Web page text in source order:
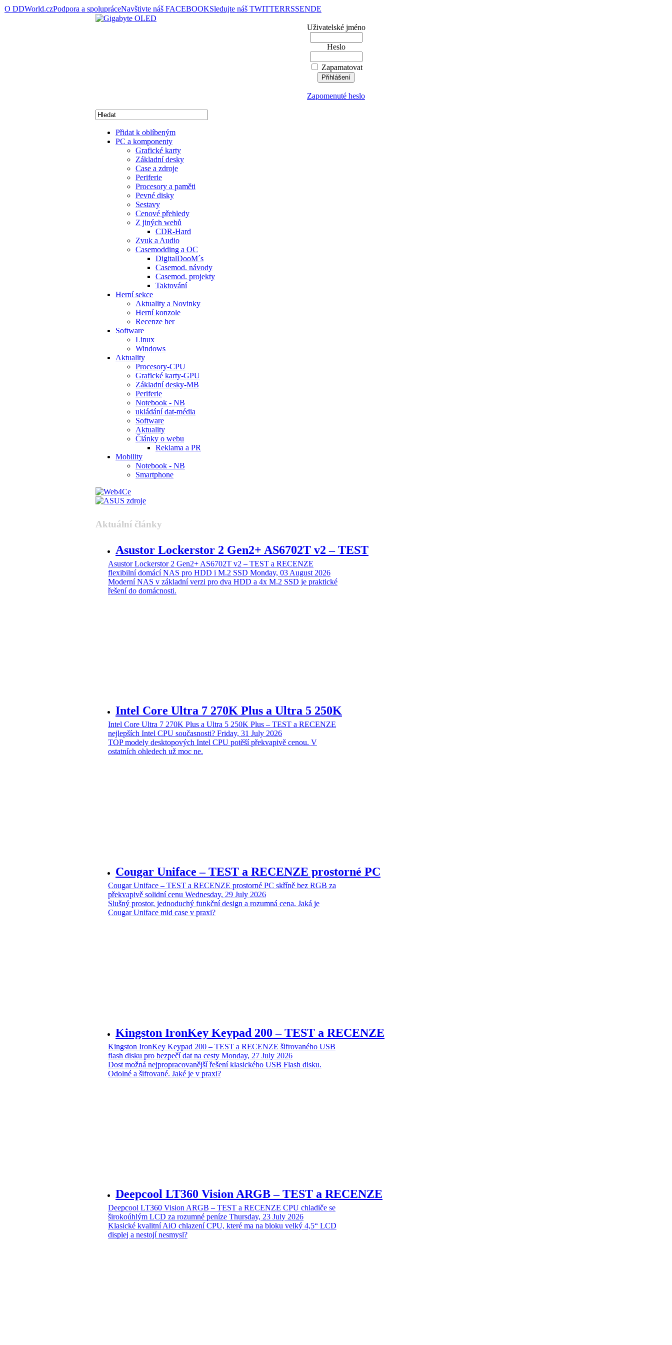
O DDWorld.czPodpora a spolupráceNavštivte náš FACEBOOKSledujte náš TWITTERRSSENDE
Uživatelské jméno
Heslo
Zapamatovat
Zapomenuté heslo
Přidat k oblíbeným
PC a komponenty
Grafické karty
Základní desky
Case a zdroje
Periferie
Procesory a paměti
Pevné disky
Sestavy
Cenové přehledy
Z jiných webů
CDR-Hard
Zvuk a Audio
Casemodding a OC
DigitalDooM´s
Casemod. návody
Casemod. projekty
Taktování
Herní sekce
Aktuality a Novinky
Herní konzole
Recenze her
Software
Linux
Windows
Aktuality
Procesory-CPU
Grafické karty-GPU
Základní desky-MB
Periferie
Notebook - NB
ukládání dat-média
Software
Aktuality
Články o webu
Reklama a PR
Mobility
Notebook - NB
Smartphone
Aktuální články
Asustor Lockerstor 2 Gen2+ AS6702T v2 – TEST
Asustor Lockerstor 2 Gen2+ AS6702T v2 – TEST a RECENZE
flexibilní domácí NAS pro HDD i M.2 SSD Monday, 03 August 2026
Moderní NAS v základní verzi pro dva HDD a 4x M.2 SSD je praktické
řešení do domácnosti.
Intel Core Ultra 7 270K Plus a Ultra 5 250K
Intel Core Ultra 7 270K Plus a Ultra 5 250K Plus – TEST a RECENZE
nejlepších Intel CPU současnosti? Friday, 31 July 2026
TOP modely desktopových Intel CPU potěší překvapivě cenou. V
ostatních ohledech už moc ne.
Cougar Uniface – TEST a RECENZE prostorné PC
Cougar Uniface – TEST a RECENZE prostorné PC skříně bez RGB za
překvapivě solidní cenu Wednesday, 29 July 2026
Slušný prostor, jednoduchý funkční design a rozumná cena. Jaká je
Cougar Uniface mid case v praxi?
Kingston IronKey Keypad 200 – TEST a RECENZE
Kingston IronKey Keypad 200 – TEST a RECENZE šifrovaného USB
flash disku pro bezpečí dat na cesty Monday, 27 July 2026
Dost možná nejpropracovanější řešení klasického USB Flash disku.
Odolné a šifrované. Jaké je v praxi?
Deepcool LT360 Vision ARGB – TEST a RECENZE
Deepcool LT360 Vision ARGB – TEST a RECENZE CPU chladiče se
širokoúhlým LCD za rozumné peníze Thursday, 23 July 2026
Klasické kvalitní AiO chlazení CPU, které ma na bloku velký 4,5“ LCD
displej a nestojí nesmysl?